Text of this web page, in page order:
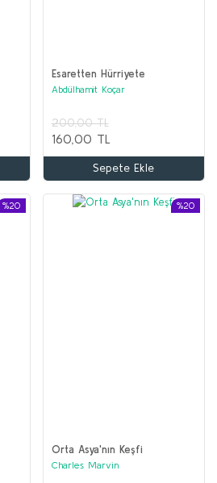
Esaretten Hürriyete
Abdülhamit Koçar
200,00 TL
160,00 TL
Sepete Ekle
%20 %20
Orta Asya'nın Keşfi
Charles Marvin